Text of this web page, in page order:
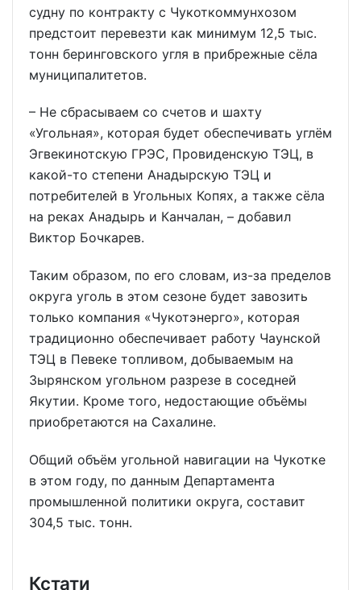
судну по контракту с Чукоткоммунхозом
предстоит перевезти как минимум 12,5 тыс.
тонн беринговского угля в прибрежные сёла
муниципалитетов.
– Не сбрасываем со счетов и шахту
«Угольная», которая будет обеспечивать углём
Эгвекинотскую ГРЭС, Провиденскую ТЭЦ, в
какой-то степени Анадырскую ТЭЦ и
потребителей в Угольных Копях, а также сёла
на реках Анадырь и Канчалан, – добавил
Виктор Бочкарев.
Таким образом, по его словам, из-за пределов
округа уголь в этом сезоне будет завозить
только компания «Чукотэнерго», которая
традиционно обеспечивает работу Чаунской
ТЭЦ в Певеке топливом, добываемым на
Зырянском угольном разрезе в соседней
Якутии. Кроме того, недостающие объёмы
приобретаются на Сахалине.
Общий объём угольной навигации на Чукотке
в этом году, по данным Департамента
промышленной политики округа, составит
304,5 тыс. тонн.
Кстати